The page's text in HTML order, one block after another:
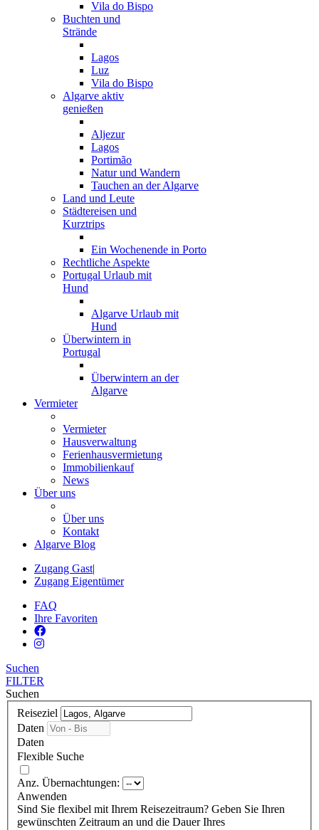
Vila do Bispo
Buchten und
Strände
Lagos
Luz
Vila do Bispo
Algarve aktiv
genießen
Aljezur
Lagos
Portimão
Natur und Wandern
Tauchen an der Algarve
Land und Leute
Städtereisen und
Kurztrips
Ein Wochenende in Porto
Rechtliche Aspekte
Portugal Urlaub mit
Hund
Algarve Urlaub mit
Hund
Überwintern in
Portugal
Überwintern an der
Algarve
Vermieter
Vermieter
Hausverwaltung
Ferienhausvermietung
Immobilienkauf
News
Über uns
Über uns
Kontakt
Algarve Blog
Zugang Gast|
Zugang Eigentümer
FAQ
Ihre Favoriten
Suchen
FILTER
Suchen
Reiseziel
Daten
Daten
Flexible Suche
Anz. Übernachtungen:
Anwenden
Sind Sie flexibel mit Ihrem Reisezeitraum? Geben Sie Ihren
gewünschten Zeitraum an und die Dauer Ihres